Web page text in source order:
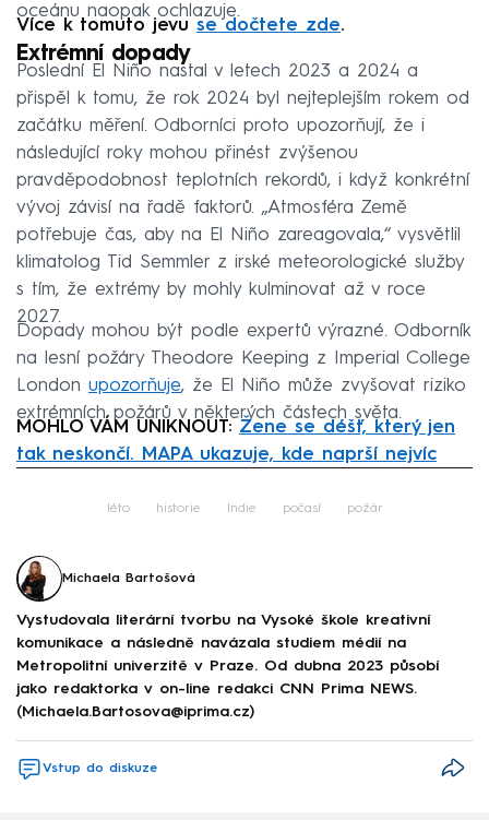
oceánu naopak ochlazuje.
Více k tomuto jevu se dočtete zde.
Extrémní dopady
Poslední El Niño nastal v letech 2023 a 2024 a
přispěl k tomu, že rok 2024 byl nejteplejším rokem od
začátku měření. Odborníci proto upozorňují, že i
následující roky mohou přinést zvýšenou
pravděpodobnost teplotních rekordů, i když konkrétní
vývoj závisí na řadě faktorů. „Atmosféra Země
potřebuje čas, aby na El Niño zareagovala,“ vysvětlil
klimatolog Tid Semmler z irské meteorologické služby
s tím, že extrémy by mohly kulminovat až v roce
2027.
Dopady mohou být podle expertů výrazné. Odborník
na lesní požáry Theodore Keeping z Imperial College
London upozorňuje, že El Niño může zvyšovat riziko
extrémních požárů v některých částech světa.
MOHLO VÁM UNIKNOUT: Žene se déšť, který jen
tak neskončí. MAPA ukazuje, kde naprší nejvíc
léto historie Indie počasí požár
Michaela Bartošová
Vystudovala literární tvorbu na Vysoké škole kreativní
komunikace a následně navázala studiem médií na
Metropolitní univerzitě v Praze. Od dubna 2023 působí
jako redaktorka v on-line redakci CNN Prima NEWS.
(Michaela.Bartosova@iprima.cz)
Vstup do diskuze